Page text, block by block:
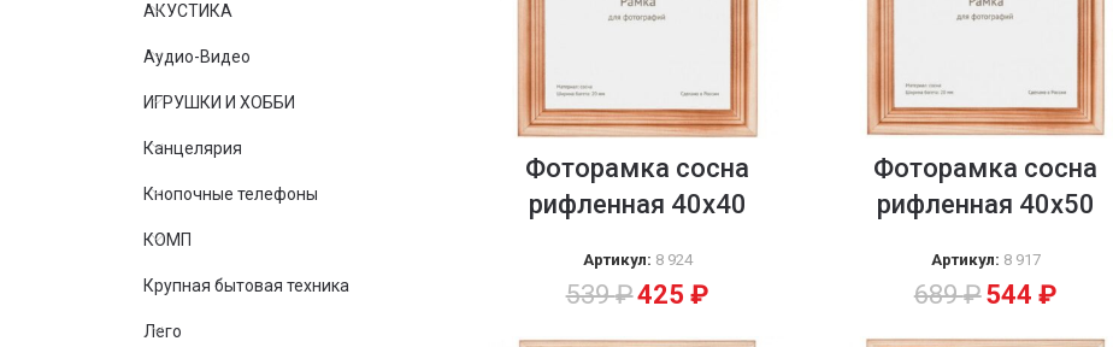
АКУСТИКА
Аудио-Видео
ИГРУШКИ И ХОББИ
Канцелярия
Кнопочные телефоны
КОМП
Крупная бытовая техника
Лего
Фоторамка сосна
рифленная 40х40
Артикул: 8 924
539₽425 ₽
Фоторамка сосна
рифленная 40х50
Артикул: 8 917
689₽544 ₽